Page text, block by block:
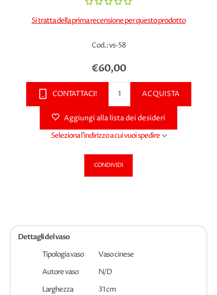
Si tratta della prima recensione per questo prodotto
Cod.:vs-58
€60,00
CONTATTACI! ACQUISTA
Aggiungi alla lista dei desideri
Seleziona l'indirizzo a cui vuoi spedire
CONDIVIDI
Dettagli del vaso
Tipologia vaso
Vaso cinese
Autore vaso
N/D
Larghezza
31 cm